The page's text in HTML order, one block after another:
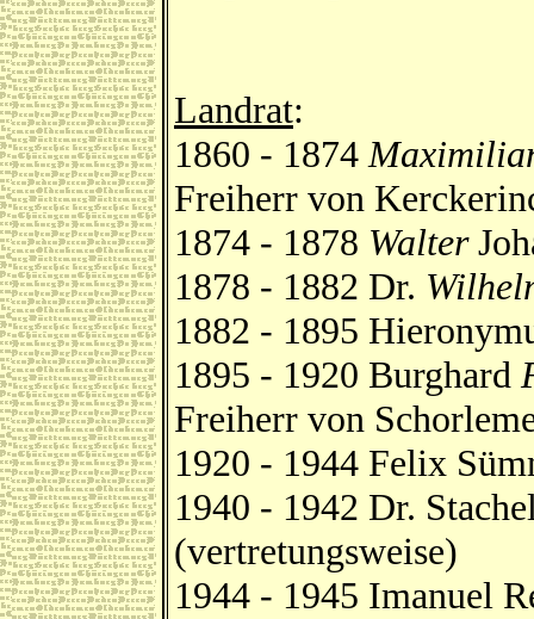
Landrat:
1860 - 1874
Freiherr von
1874 - 1878 Walter
1878 - 1882 Dr.
1882 - 1895
1895 - 1920 Burghard
Freiherr von
1920 - 1944 Felix
1940 - 1942 Dr.
(vertretungsweise)
1944 - 1945 Imanuel